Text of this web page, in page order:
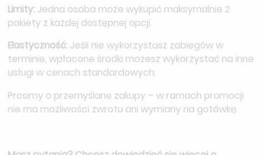
Limity: Jedna osoba może wykupić maksymalnie 2
pakiety z każdej dostępnej opcji.
Elastyczność: Jeśli nie wykorzystasz zabiegów w
terminie, wpłacone środki możesz wykorzystać na inne
usługi w cenach standardowych.
Prosimy o przemyślane zakupy – w ramach promocji
nie ma możliwości zwrotu ani wymiany na gotówkę.